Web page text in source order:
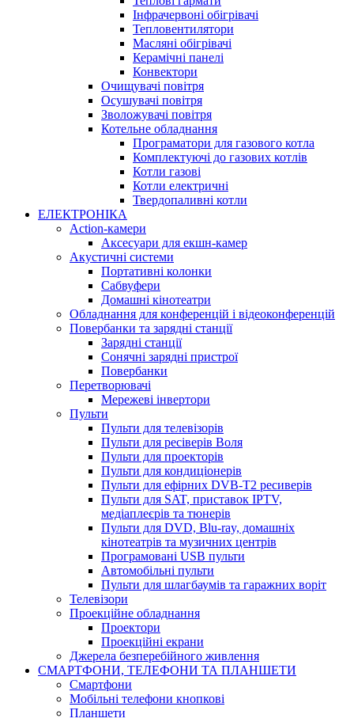
Інфрачервоні обігрівачі
Тепловентилятори
Масляні обігрівачі
Керамічні панелі
Конвектори
Очищувачі повітря
Осушувачі повітря
Зволожувачі повітря
Котельне обладнання
Програматори для газового котла
Комплектуючі до газових котлів
Котли газові
Котли електричні
Твердопаливні котли
ЕЛЕКТРОНІКА
Action-камери
Аксесуари для екшн-камер
Акустичні системи
Портативні колонки
Сабвуфери
Домашні кінотеатри
Обладнання для конференцій і відеоконференцій
Повербанки та зарядні станції
Зарядні станції
Сонячні зарядні пристрої
Повербанки
Перетворювачі
Мережеві інвертори
Пульти
Пульти для телевізорів
Пульти для ресіверів Воля
Пульти для проекторів
Пульти для кондиціонерів
Пульти для ефірних DVB-T2 ресиверів
Пульти для SAT, приставок IPTV,
медіаплеєрів та тюнерів
Пульти для DVD, Blu-ray, домашніх
кінотеатрів та музичних центрів
Програмовані USB пульти
Автомобільні пульти
Пульти для шлагбаумів та гаражних воріт
Телевізори
Проекційне обладнання
Проектори
Проекційні екрани
Джерела безперебійного живлення
СМАРТФОНИ, ТЕЛЕФОНИ ТА ПЛАНШЕТИ
Смартфони
Мобільні телефони кнопкові
Планшети